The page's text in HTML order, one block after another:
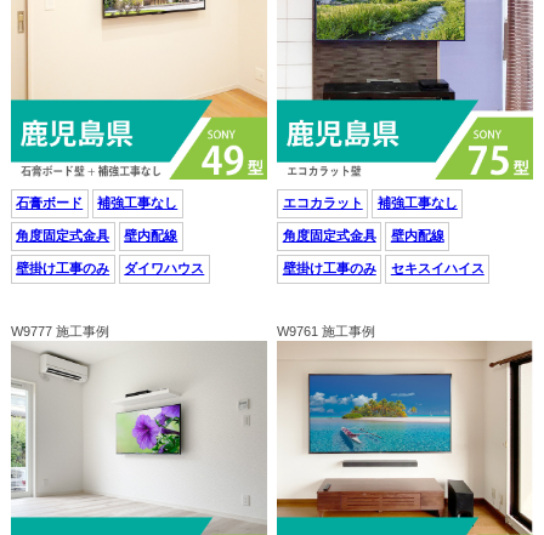
石膏ボード 補強工事なし
角度固定式金具 壁内配線
壁掛け工事のみ ダイワハウス
エコカラット 補強工事なし
角度固定式金具 壁内配線
壁掛け工事のみ セキスイハイス
W9777 施工事例 W9761 施工事例